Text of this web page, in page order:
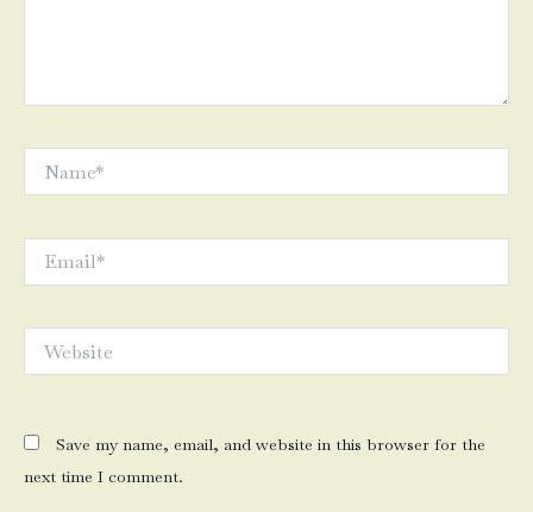
Save my name, email, and website in this browser for the
next time I comment.